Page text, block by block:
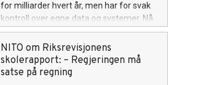
for milliarder hvert år, men har for svak
kontroll over egne data og systemer. Nå
gir NITO, Tekna og Forbrukerrådet
digitaliseringsministeren konkrete grep
for å redusere avhengigheten av globale
tek-giganter.
NITO om Riksrevisjonens
skolerapport: – Regjeringen må
satse på regning